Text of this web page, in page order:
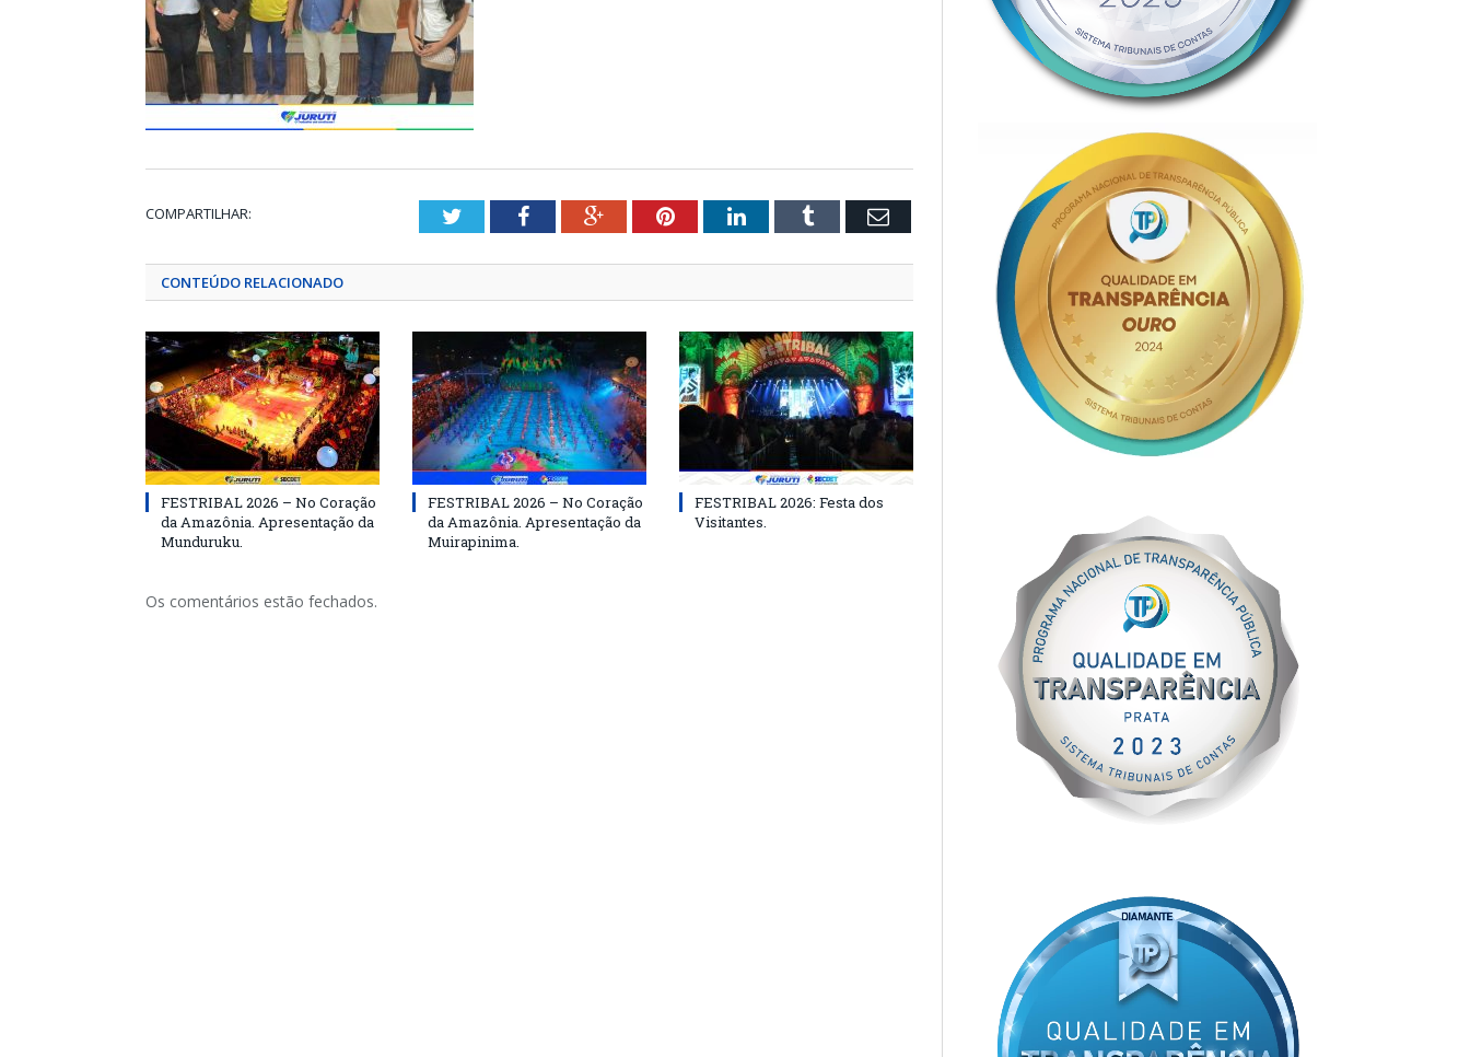
COMPARTILHAR: TwitterFacebookGoogle+PinterestLinkedInTumblr Email
CONTEÚDO RELACIONADO
FESTRIBAL 2026 – No Coração
da Amazônia. Apresentação da
Munduruku.
FESTRIBAL 2026 – No Coração
da Amazônia. Apresentação da
Muirapinima.
FESTRIBAL 2026: Festa dos
Visitantes.
Os comentários estão fechados.